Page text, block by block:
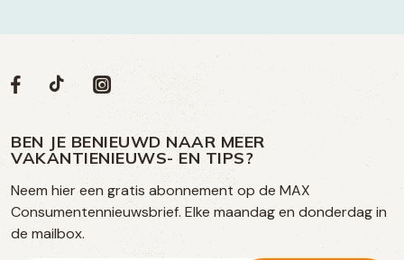
Volg
op
social
media
Social
Volg
op
Facebook
Volg
op
TikTok
Volg
op
Instagram
BEN JE BENIEUWD NAAR MEER
VAKANTIENIEUWS- EN TIPS?
Neem hier een gratis abonnement op de MAX
Consumentennieuwsbrief. Elke maandag en donderdag in
de mailbox.